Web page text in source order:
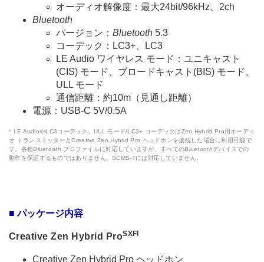
オーディオ解像度：最大24bit/96kHz、2ch
Bluetooth
バージョン： Bluetooth 5.3
コーデック：LC3+、LC3
LE Audio ワイヤレス モード：ユニキャスト
(CIS) モード、ブロードキャスト(BIS) モード、
ULL モード
通信距離：約10m（見通し距離）
電源：USB-C 5V/0.5A
* LE AudioやLC3コーデック、ULL モード/LC3+ コーデックはZen Hybrid Pro用オーディ
オ トランスミッターとCreative Zen Hybrid Pro ヘッドホンを接続した場合に利用可能で
す。各種Bluetooth プロファイルに対応していますが、すべてのBluetoothデバイスでの
動作を保証するものではありません。SCMS-Tには対応していません。
■ パッケージ内容
Creative Zen Hybrid ProSXFI
Creative Zen Hybrid Pro ヘッドホン